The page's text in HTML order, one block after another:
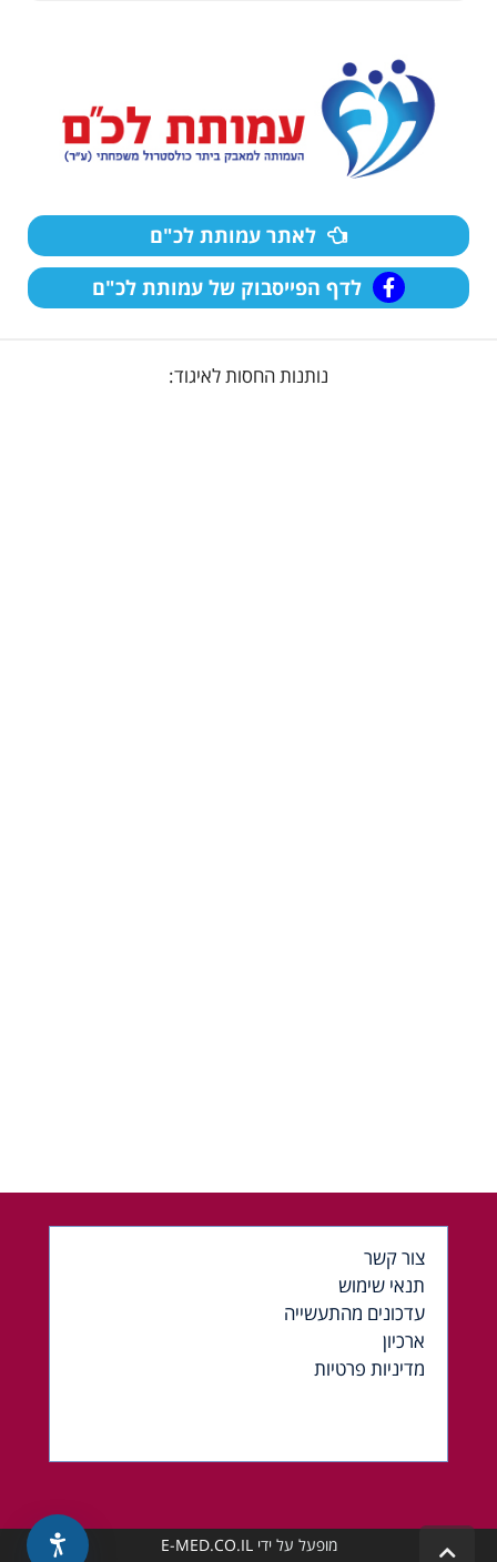
לאתר עמותת לכ"ם
לדף הפייסבוק של עמותת לכ"ם
נותנות החסות לאיגוד:
צור קשר
תנאי שימוש
עדכונים מהתעשייה
ארכיון
מדיניות פרטיות
מופעל על ידיE-MED.CO.IL גלילה